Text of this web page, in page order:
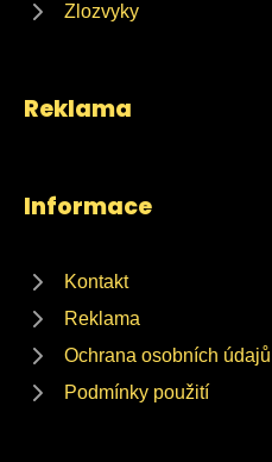
Zlozvyky
Reklama
Informace
Kontakt
Reklama
Ochrana osobních údajů
Podmínky použití